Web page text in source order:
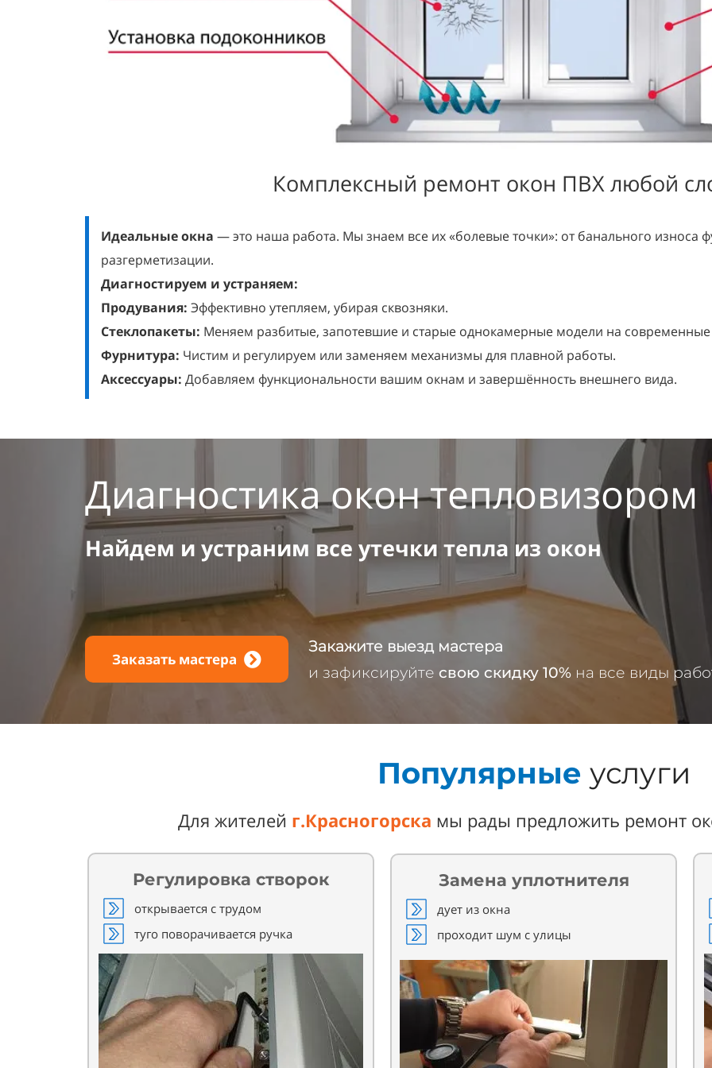
Комплексный ремонт окон ПВХ любой
Идеальные окна — это наша работа. Мы знаем все их «болевые точки»: от банального износа
разгерметизации.
Диагностируем и устраняем:
Продувания: Эффективно утепляем, убирая сквозняки.
Стеклопакеты: Меняем разбитые, запотевшие и старые однокамерные модели на
Фурнитура: Чистим и регулируем или заменяем механизмы для плавной работы.
Аксессуары: Добавляем функциональности вашим окнам и завершённость внешнего вида.
Диагностика окон тепловизором
Найдем и устраним все утечки тепла из окон
Заказать мастера
Закажите выезд мастера
и зафиксируйте свою скидку 10% на все виды
Популярные услуги
Для жителей г.Красногорска мы рады предложить ремонт
Регулировка створок
открывается с трудом
туго поворачивается ручка
Замена уплотнителя
дует из окна
проходит шум с улицы